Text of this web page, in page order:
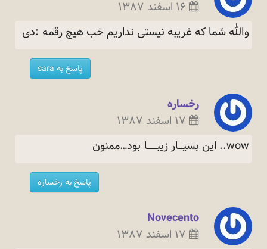
۱۶ اسفند ۱۳۸۷
والله شما که غریبه نیستی نداریم خب هیچ رقمه :دی
پاسخ به sara
رخساره
۱۷ اسفند ۱۳۸۷
wow.. اين بسيــــار زيبــــــــا
بود…ممنون
پاسخ به رخساره
Novecento
۱۷ اسفند ۱۳۸۷